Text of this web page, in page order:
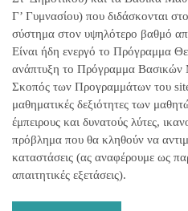
Γ’ Γυμνασίου) που διδάσκονται
σύστημα στον υψηλότερο βαθμό
Είναι ήδη ενεργό το Πρόγραμμα
ανάπτυξη το Πρόγραμμα Βασικών
Σκοπός των Προγραμμάτων του site
μαθηματικές δεξιότητες των
έμπειρους και δυνατούς λύτες,
πρόβλημα που θα κληθούν να
καταστάσεις (ας αναφέρουμε ως
απαιτητικές εξετάσεις).